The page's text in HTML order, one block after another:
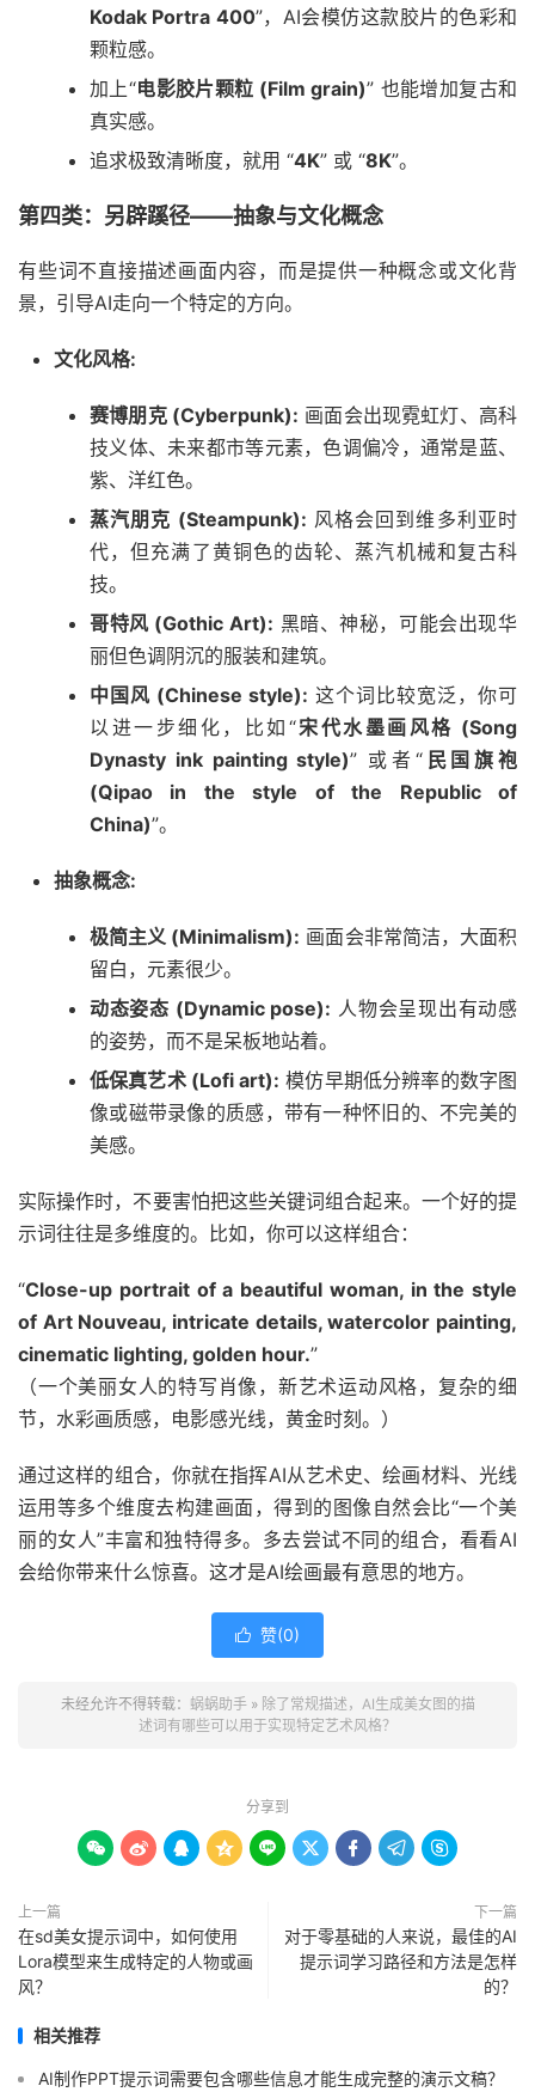
Kodak Portra 400”，AI会模仿这款胶片的色彩和
颗粒感。
加上“电影胶片颗粒 (Film grain)” 也能增加复古和
真实感。
追求极致清晰度，就用 “4K” 或 “8K”。
第四类：另辟蹊径——抽象与文化概念
有些词不直接描述画面内容，而是提供一种概念或文化背
景，引导AI走向一个特定的方向。
文化风格:
赛博朋克 (Cyberpunk): 画面会出现霓虹灯、高科
技义体、未来都市等元素，色调偏冷，通常是蓝、
紫、洋红色。
蒸汽朋克 (Steampunk): 风格会回到维多利亚时
代，但充满了黄铜色的齿轮、蒸汽机械和复古科
技。
哥特风 (Gothic Art): 黑暗、神秘，可能会出现华
丽但色调阴沉的服装和建筑。
中国风 (Chinese style): 这个词比较宽泛，你可
以进一步细化，比如“宋代水墨画风格 (Song
Dynasty ink painting style)” 或者“民国旗袍
(Qipao in the style of the Republic of
China)”。
抽象概念:
极简主义 (Minimalism): 画面会非常简洁，大面积
留白，元素很少。
动态姿态 (Dynamic pose): 人物会呈现出有动感
的姿势，而不是呆板地站着。
低保真艺术 (Lofi art): 模仿早期低分辨率的数字图
像或磁带录像的质感，带有一种怀旧的、不完美的
美感。
实际操作时，不要害怕把这些关键词组合起来。一个好的提
示词往往是多维度的。比如，你可以这样组合：
“Close-up portrait of a beautiful woman, in the style
of Art Nouveau, intricate details, watercolor painting,
cinematic lighting, golden hour.”
（一个美丽女人的特写肖像，新艺术运动风格，复杂的细
节，水彩画质感，电影感光线，黄金时刻。）
通过这样的组合，你就在指挥AI从艺术史、绘画材料、光线
运用等多个维度去构建画面，得到的图像自然会比“一个美
丽的女人”丰富和独特得多。多去尝试不同的组合，看看AI
会给你带来什么惊喜。这才是AI绘画最有意思的地方。
 赞(0)
未经允许不得转载： 蜗蜗助手» 除了常规描述，AI生成美女图的描
述词有哪些可以用于实现特定艺术风格？
分享到
        
上一篇
在sd美女提示词中，如何使用
Lora模型来生成特定的人物或画
风？
下一篇
对于零基础的人来说，最佳的AI
提示词学习路径和方法是怎样
的？
相关推荐
AI制作PPT提示词需要包含哪些信息才能生成完整的演示文稿？